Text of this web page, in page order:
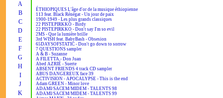
A
B
C
D
E
F
G
H
I
J
K
ÉTHIOPIQUES L'âge d'or de la musique éthiopienne
113 feat. Black Rénégat - Un jour de paix
1900-1949 - Les plus grands classiques
22 PISTEPIRKKO - Birdy
22 PISTEPIRKKO - Don't say I'm so evil
2MS - Que la lumière brille
3rd WISH feat. BabyBash - Obsesion
65DAYSOFSTATIC - Don't go down to sorrow
7 QUESTIONS sampler
A & B - Suzanne
A FILETTA - Don Juan
Abed AZRIÉ - Suerte
ABSENT FRIENDS 4 track CD sampler
ABUS DANGEREUX face 39
ACTIVISION - APOCALYPSE - This is the end
Adam GREEN - Minor love
ADAMI/SACEM/MIDEM - TALENTS 98
ADAMI/SACEM/MIDEM - TALENTS 99